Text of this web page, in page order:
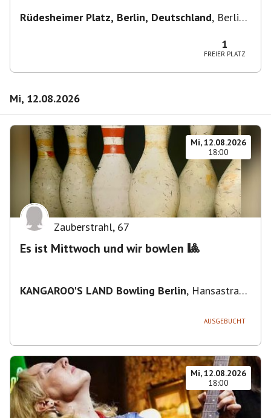
Rüdesheimer Platz, Berlin, Deutschland, Berlin-
1
FREIER PLATZ
Mi, 12.08.2026
Mi, 12.08.2026
18:00
Zauberstrahl, 67
Es ist Mittwoch und wir bowlen 🎱
KANGAROO'S LAND Bowling Berlin, Hansastraße
AUSGEBUCHT
Mi, 12.08.2026
18:00